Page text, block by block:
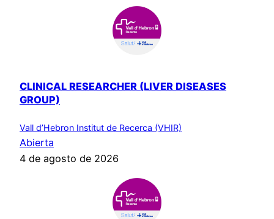
CLINICAL RESEARCHER (LIVER DISEASES
GROUP)
Vall d’Hebron Institut de Recerca (VHIR)
Abierta
4 de agosto de 2026